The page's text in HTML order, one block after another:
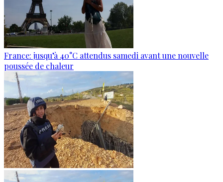
France: jusqu’à 40°C attendus samedi avant une nouvelle
poussée de chaleur